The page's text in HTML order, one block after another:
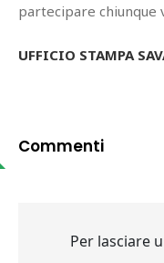
partecipare chiunque
UFFICIO STAMPA
Commenti